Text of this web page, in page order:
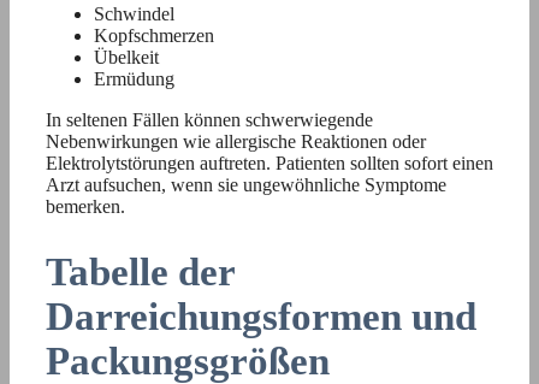
Schwindel
Kopfschmerzen
Übelkeit
Ermüdung
In seltenen Fällen können schwerwiegende
Nebenwirkungen wie allergische Reaktionen oder
Elektrolytstörungen auftreten. Patienten sollten sofort einen
Arzt aufsuchen, wenn sie ungewöhnliche Symptome
bemerken.
Tabelle der
Darreichungsformen und
Packungsgrößen